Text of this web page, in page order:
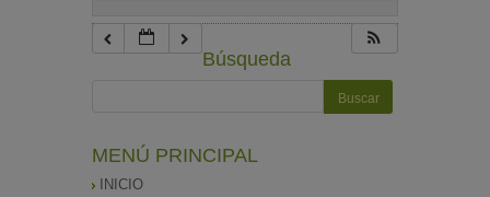
Búsqueda
MENÚ PRINCIPAL
INICIO